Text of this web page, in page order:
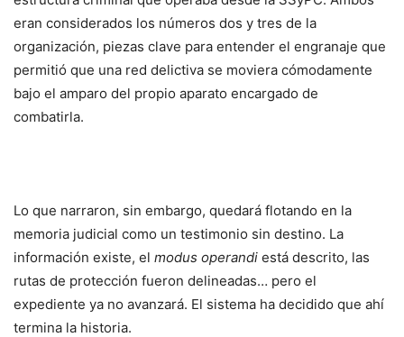
eran considerados los números dos y tres de la
organización, piezas clave para entender el engranaje que
permitió que una red delictiva se moviera cómodamente
bajo el amparo del propio aparato encargado de
combatirla.
Lo que narraron, sin embargo, quedará flotando en la
memoria judicial como un testimonio sin destino. La
información existe, el modus operandi está descrito, las
rutas de protección fueron delineadas… pero el
expediente ya no avanzará. El sistema ha decidido que ahí
termina la historia.